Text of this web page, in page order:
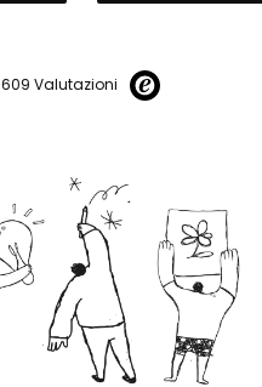
609 Valutazioni